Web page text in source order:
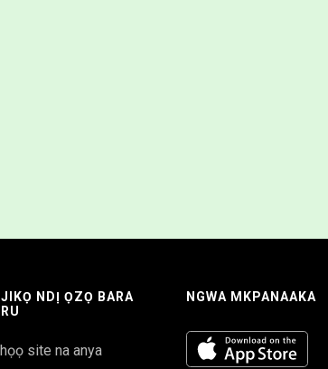
NDỊ ỌZỌ BARA
site na anya
NGWA MKPANAAKA